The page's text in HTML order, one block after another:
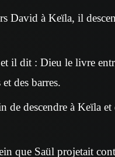
David à Keïla, il
il dit : Dieu le livre
des barres.
descendre à Keïla et
que Saül projetait